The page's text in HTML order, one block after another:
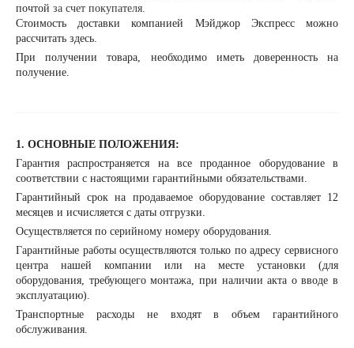
почтой за счет покупателя.
Стоимость доставки компанией Мэйджор Экспресс можно
рассчитать здесь.
При получении товара, необходимо иметь доверенность на
получение.
1. ОСНОВНЫЕ ПОЛОЖЕНИЯ:
Гарантия распространяется на все проданное оборудование в
соответствии с настоящими гарантийными обязательствами.
Гарантийный срок на продаваемое оборудование составляет 12
месяцев и исчисляется с даты отгрузки.
Осуществляется по серийному номеру оборудования.
Гарантийные работы осуществляются только по адресу сервисного
центра нашей компании или на месте установки (для
оборудования, требующего монтажа, при наличии акта о вводе в
эксплуатацию).
Транспортные расходы не входят в объем гарантийного
обслуживания.